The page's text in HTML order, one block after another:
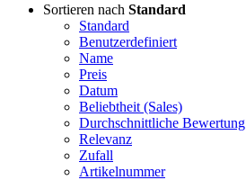
Sortieren nach Standard
Standard
Benutzerdefiniert
Name
Preis
Datum
Beliebtheit (Sales)
Durchschnittliche Bewertung
Relevanz
Zufall
Artikelnummer